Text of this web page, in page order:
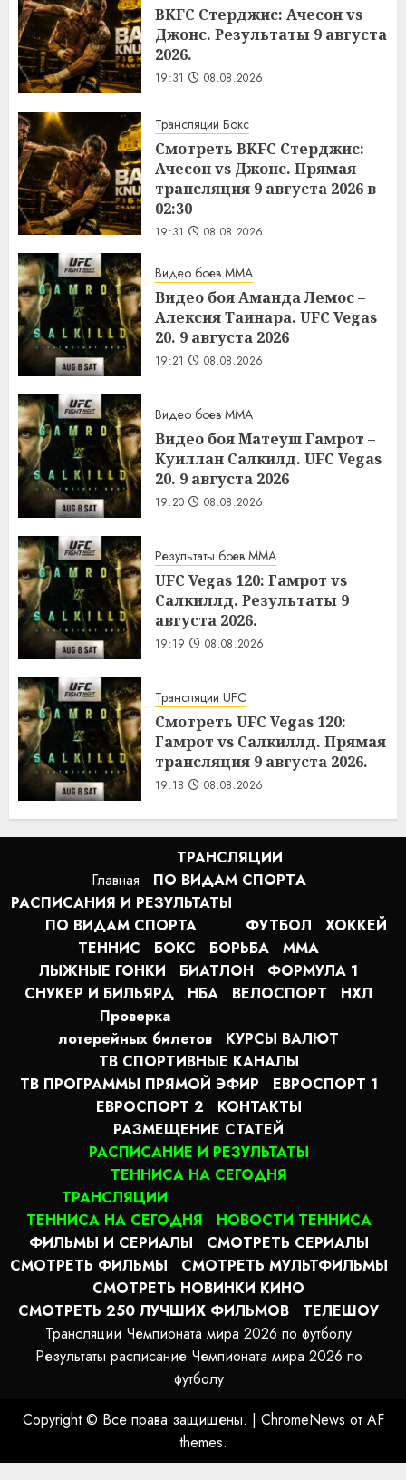
BKFC Стерджис: Ачесон vs
Джонс. Результаты 9 августа
2026.
19:31 08.08.2026
Трансляции Бокс
Смотреть BKFC Стерджис:
Ачесон vs Джонс. Прямая
трансляция 9 августа 2026 в
02:30
19:31 08.08.2026
Видео боев MMA
Видео боя Аманда Лемос –
Алексия Таинара. UFC Vegas
20. 9 августа 2026
19:21 08.08.2026
Видео боев MMA
Видео боя Матеуш Гамрот –
Куиллан Салкилд. UFC Vegas
20. 9 августа 2026
19:20 08.08.2026
Результаты боев MMA
UFC Vegas 120: Гамрот vs
Салкиллд. Результаты 9
августа 2026.
19:19 08.08.2026
Трансляции UFC
Смотреть UFC Vegas 120:
Гамрот vs Салкиллд. Прямая
трансляция 9 августа 2026.
19:18 08.08.2026
Главная
ТРАНСЛЯЦИИ
ПО ВИДАМ СПОРТA
РАСПИСАНИЯ И РЕЗУЛЬТАТЫ
ПО ВИДАМ СПОРТА
ФУТБОЛ
ХОККЕЙ
ТЕННИС
БОКС БОРЬБА
MMA
ЛЫЖНЫЕ ГОНКИ
БИАТЛОН
ФОРМУЛА 1
СНУКЕР И БИЛЬЯРД
НБА ВЕЛОСПОРТ
НХЛ
Проверка
лотерейных билетов
КУРСЫ ВАЛЮТ
ТВ СПОРТИВНЫЕ КАНАЛЫ
ТВ ПРОГРАММЫ ПРЯМОЙ ЭФИР
ЕВРОСПОРТ 1
ЕВРОСПОРТ 2
КОНТАКТЫ
РАЗМЕЩЕНИЕ СТАТЕЙ
РАСПИСАНИЕ И РЕЗУЛЬТАТЫ
ТЕННИСА НА СЕГОДНЯ
ТРАНСЛЯЦИИ
ТЕННИСА НА СЕГОДНЯ
НОВОСТИ ТЕННИСА
ФИЛЬМЫ И СЕРИАЛЫ
СМОТРЕТЬ СЕРИАЛЫ
СМОТРЕТЬ ФИЛЬМЫ
СМОТРЕТЬ МУЛЬТФИЛЬМЫ
СМОТРЕТЬ НОВИНКИ КИНО
СМОТРЕТЬ 250 ЛУЧШИХ ФИЛЬМОВ
ТЕЛЕШОУ
Трансляции Чемпионата мира 2026 по футболу
Результаты расписание Чемпионата мира 2026 по
футболу
Copyright © Все права защищены. | ChromeNews от AF
themes.